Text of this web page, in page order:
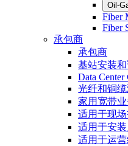
Oil-
Fiber
Fiber
承包商
承包商
基站安装
Data Center
光纤和铜
家用宽带
适用于现
适用于安
适用于运